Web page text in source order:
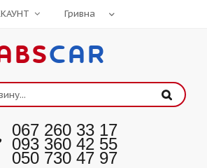
CAR
067 260 33 17
093 360 42 55
050 730 47 97